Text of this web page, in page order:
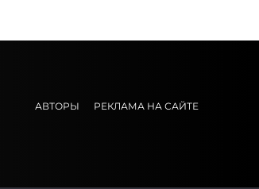
АВТОРЫ РЕКЛАМА НА САЙТЕ